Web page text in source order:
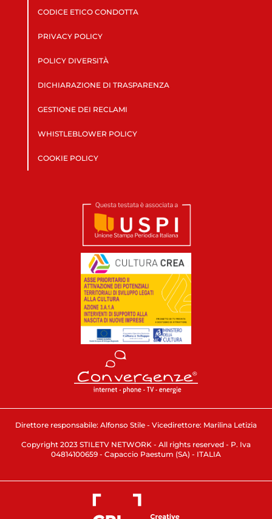
CODICE ETICO CONDOTTA
PRIVACY POLICY
POLICY DIVERSITÀ
DICHIARAZIONE DI TRASPARENZA
GESTIONE DEI RECLAMI
WHISTLEBLOWER POLICY
COOKIE POLICY
Direttore responsabile: Alfonso Stile - Vicedirettore: Marilina Letizia
Copyright 2023 STILETV NETWORK - All rights reserved - P. Iva
04814100659 - Capaccio Paestum (SA) - ITALIA